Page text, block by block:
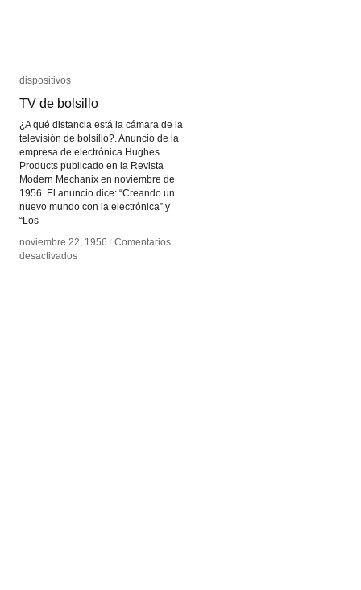
dispositivos
TV de bolsillo
¿A qué distancia está la cámara de la
televisión de bolsillo?. Anuncio de la
empresa de electrónica Hughes
Products publicado en la Revista
Modern Mechanix en noviembre de
1956. El anuncio dice: “Creando un
nuevo mundo con la electrónica” y
“Los
noviembre 22, 1956 / Comentarios
desactivadosen
dispositivos
TV de bolsillo
noviembre 22, 1956 / Comentarios
desactivadosen